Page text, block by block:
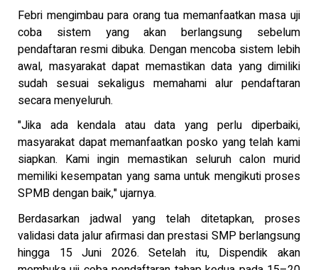
Febri mengimbau para orang tua memanfaatkan masa uji
coba sistem yang akan berlangsung sebelum
pendaftaran resmi dibuka. Dengan mencoba sistem lebih
awal, masyarakat dapat memastikan data yang dimiliki
sudah sesuai sekaligus memahami alur pendaftaran
secara menyeluruh.
"Jika ada kendala atau data yang perlu diperbaiki,
masyarakat dapat memanfaatkan posko yang telah kami
siapkan. Kami ingin memastikan seluruh calon murid
memiliki kesempatan yang sama untuk mengikuti proses
SPMB dengan baik," ujarnya.
Berdasarkan jadwal yang telah ditetapkan, proses
validasi data jalur afirmasi dan prestasi SMP berlangsung
hingga 15 Juni 2026. Setelah itu, Dispendik akan